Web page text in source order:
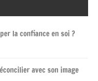
la confiance en soi ?
avec son image